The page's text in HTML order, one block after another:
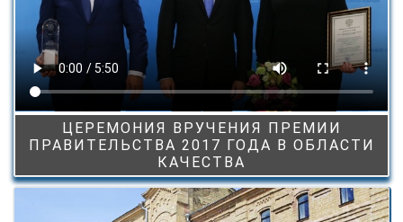
ЦЕРЕМОНИЯ ВРУЧЕНИЯ ПРЕМИИ
ПРАВИТЕЛЬСТВА 2017 ГОДА В ОБЛАСТИ
КАЧЕСТВА